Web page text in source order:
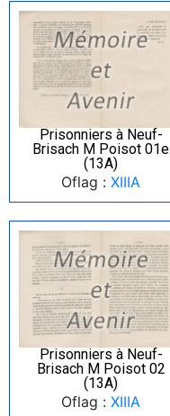
Prisonniers à Neuf-
Brisach M Poisot 01e
(13A)
Oflag : XIIIA
Prisonniers à Neuf-
Brisach M Poisot 02
(13A)
Oflag : XIIIA